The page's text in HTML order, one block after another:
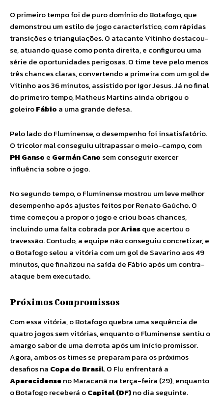
O primeiro tempo foi de puro domínio do Botafogo, que
demonstrou um estilo de jogo característico, com rápidas
transições e triangulações. O atacante Vitinho destacou-
se, atuando quase como ponta direita, e configurou uma
série de oportunidades perigosas. O time teve pelo menos
três chances claras, convertendo a primeira com um gol de
Vitinho aos 36 minutos, assistido por Igor Jesus. Já no final
do primeiro tempo, Matheus Martins ainda obrigou o
goleiroFábio a uma grande defesa.
Pelo lado do Fluminense, o desempenho foi insatisfatório.
O tricolor mal conseguiu ultrapassar o meio-campo, com
PH Ganso e Germán Cano sem conseguir exercer
influência sobre o jogo.
No segundo tempo, o Fluminense mostrou um leve melhor
desempenho após ajustes feitos por Renato Gaúcho. O
time começou a propor o jogo e criou boas chances,
incluindo uma falta cobrada porAriasque acertou o
travessão. Contudo, a equipe não conseguiu concretizar, e
o Botafogo selou a vitória com um gol de Savarino aos 49
minutos, que finalizou na saída de Fábio após um contra-
ataque bem executado.
Próximos Compromissos
Com essa vitória, o Botafogo quebra uma sequência de
quatro jogos sem vitórias, enquanto o Fluminense sentiu o
amargo sabor de uma derrota após um início promissor.
Agora, ambos os times se preparam para os próximos
desafios na Copa do Brasil. O Flu enfrentará a
Aparecidenseno Maracanã na terça-feira (29), enquanto
o Botafogo receberá oCapital (DF)no dia seguinte.